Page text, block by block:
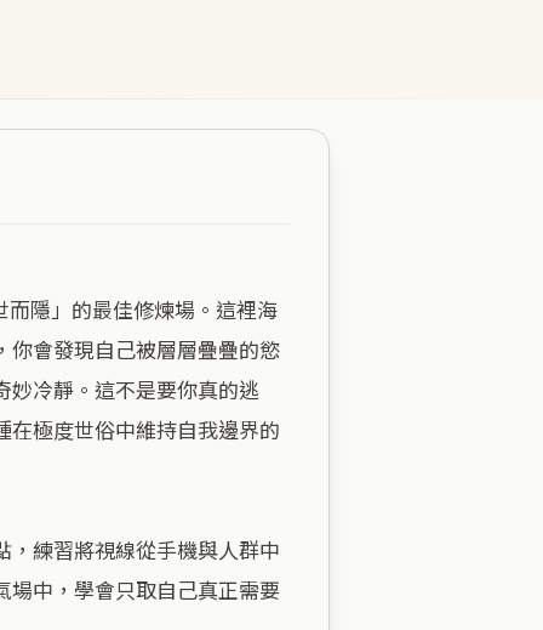
你會發現自己被層層疊疊的慾
妙冷靜。這不是要你真的逃
極度世俗中維持自我邊界的
練習將視線從手機與人群中
中，學會只取自己真正需要